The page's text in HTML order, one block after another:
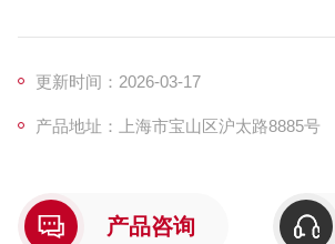
更新时间：2026-03-17
产品地址：上海市宝山区沪太路8885号
产品咨询